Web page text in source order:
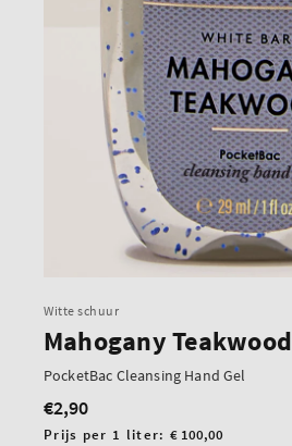
Witte schuur
Mahogany Teakwood
PocketBac Cleansing Hand Gel
Normale
prijs
€2,90
Prijs
Prijs per 1 liter: € 100,00